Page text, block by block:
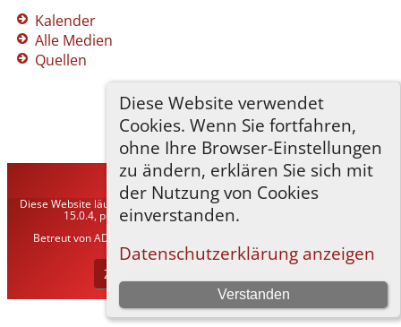
Diese Website verwendet
Cookies. Wenn Sie fortfahren,
ohne Ihre Browser-Einstellungen
zu ändern, erklären Sie sich mit
der Nutzung von Cookies
einverstanden.
Datenschutzerklärung anzeigen
Verstanden
Kalender
Alle Medien
Quellen
TNG-ADLER©2026
Diese Website läuft mitThe Next Generation of Genealogy Sitebuilding
15.0.4, programmiert von Darrin Lythgoe © 2001-2026.
Betreut vonADLER Heraldisch-Genealogische Gesellschaft, Wien
Datenschutzerklärung.
Zur Desktop-Webseite wechseln